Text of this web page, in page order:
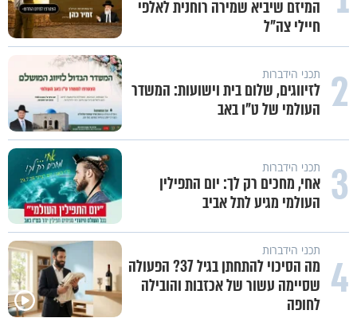
המיזם שיביא שמירה רוחנית לאלפי
חיילי צה"ל
2 תכני הידברות
לזיווגים, שלום בית וישועות: המשדר
העולמי של ט"ו באב
3 תכני הידברות
אחי, מחכים רק לך: יום התפילין
העולמי מגיע לתל אביב
4 תכני הידברות
מה הסיכוי להתחתן בגיל 37? הפעולה
שסיימה עשור של אכזבות והובילה
לחופה